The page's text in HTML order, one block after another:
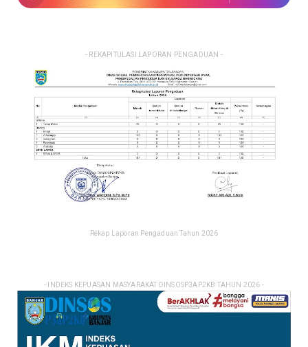
- REKAPITULASI LAPORAN PENGADUAN -
Rekap Laporan Pengaduan Tahun 2026
- INDEKS KEPUASAN MASYARAKAT DINSOSP3AP2KB TAHUN 2026 -